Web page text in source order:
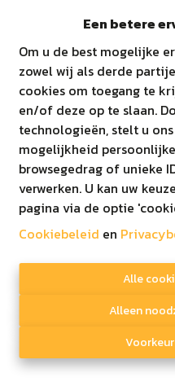
Een betere
Om u de best mogelijke
zowel wij als derde
cookies om toegang te
en/of deze op te slaan.
technologieën, stelt u
mogelijkheid
browsegedrag of unieke
verwerken. U kan uw
pagina via de optie
Cookiebeleid en
Alle
Alleen
staanplaats bij aan te
Troeven:
Mogelijkheid om
indien wordt
voorwaarden!
Ruime
slaapkamers
Vloerverwarming
Inspraak in
Zeer energiezuinig
Vlakbij centrum
Gelegen nabij het
Lastenboek te